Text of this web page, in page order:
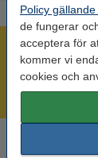
Policy
de fungerar
acceptera för
kommer vi
cookies och
Mer än
Beställ innan
Alltid låga